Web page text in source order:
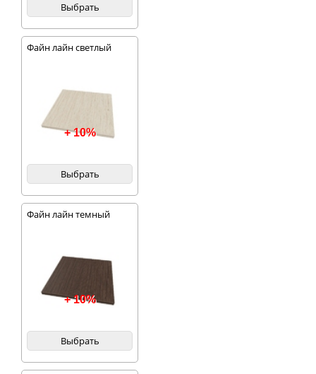
Выбрать
Файн лайн светлый
+ 10%
Выбрать
Файн лайн темный
+ 10%
Выбрать